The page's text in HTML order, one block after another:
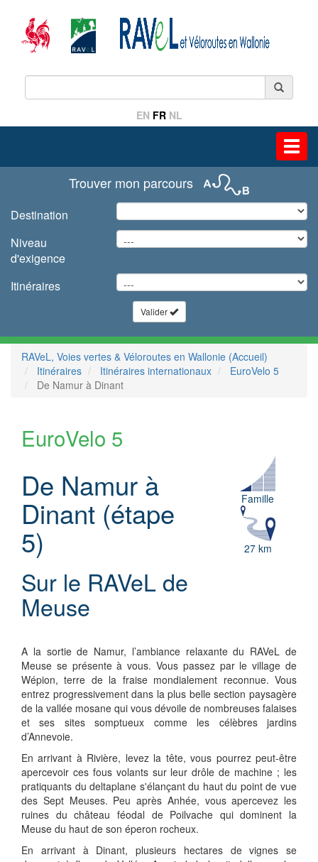
EN FR NL
Trouver mon parcours
Destination
Niveau
d'exigence
Itinéraires
Valider
RAVeL, Voies vertes & Véloroutes en Wallonie (Accueil)
Itinéraires
Itinéraires internationaux
EuroVelo 5
De Namur à Dinant
EuroVelo 5
De Namur à
Dinant (étape
5)
Sur le RAVeL de
Meuse
Famille
27 km
A la sortie de Namur, l’ambiance relaxante du RAVeL de
Meuse se présente à vous. Vous passez par le village de
Wépion, terre de la fraise mondialement reconnue. Vous
entrez progressivement dans la plus belle section paysagère
de la vallée mosane qui vous dévoile de nombreuses falaises
et ses sites somptueux comme les célèbres jardins
d’Annevoie.
En arrivant à Rivière, levez la tête, vous pourrez peut-être
apercevoir ces fous volants sur leur drôle de machine ; les
pratiquants du deltaplane s'élançant du haut du point de vue
des Sept Meuses. Peu après Anhée, vous apercevez les
ruines du château féodal de Poilvache qui dominent la
Meuse du haut de son éperon rocheux.
En arrivant à Dinant, plusieurs hectares de vignes se